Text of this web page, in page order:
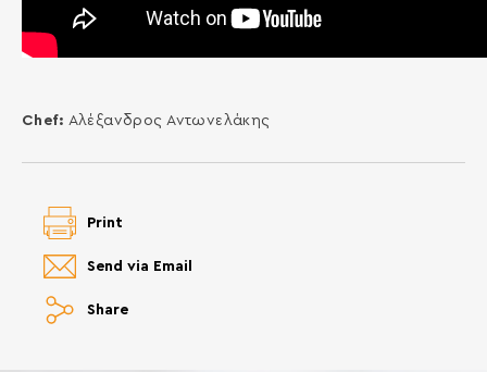
Chef: Aλέξανδρος Αντωνελάκης
Share
Send via Email
Print